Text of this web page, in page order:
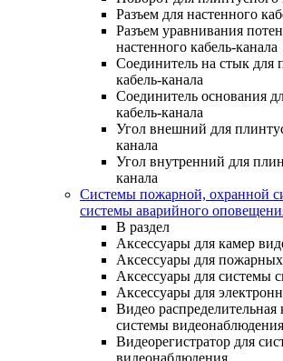
Разъем для настенного
Разъем уравнивания
настенного кабель-канала
Соединитель на стык для
кабель-канала
Соединитель основания
кабель-канала
Угол внешний для
канала
Угол внутренний для
канала
Системы пожарной, охранной
системы аварийного
В раздел
Аксессуары для камер
Аксессуары для
Аксессуары для системы
Аксессуары для
Видео распределительная
системы видеонаблюдения
Видеорегистратор для
видеонаблюдения